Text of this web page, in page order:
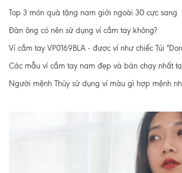
Top 3 món quà tặng nam giới ngoài 30 cực sang
Đàn ông có nên sử dụng ví cầm tay không?
Ví cầm tay VP0169BLA - được ví như chiếc Túi
Các mẫu ví cầm tay nam đẹp và bán chạy nhất
Người mệnh Thủy sử dụng ví màu gì hợp mệnh